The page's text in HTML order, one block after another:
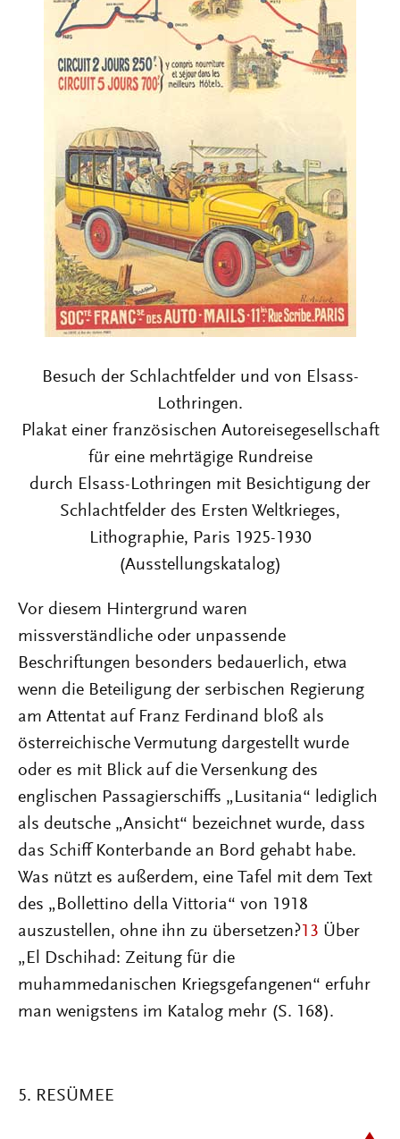
Besuch der Schlachtfelder und von Elsass-
Lothringen.
Plakat einer französischen Autoreisegesellschaft
für eine mehrtägige Rundreise
durch Elsass-Lothringen mit Besichtigung der
Schlachtfelder des Ersten Weltkrieges,
Lithographie, Paris 1925-1930
(Ausstellungskatalog)
Vor diesem Hintergrund waren
missverständliche oder unpassende
Beschriftungen besonders bedauerlich, etwa
wenn die Beteiligung der serbischen Regierung
am Attentat auf Franz Ferdinand bloß als
österreichische Vermutung dargestellt wurde
oder es mit Blick auf die Versenkung des
englischen Passagierschiffs „Lusitania“ lediglich
als deutsche „Ansicht“ bezeichnet wurde, dass
das Schiff Konterbande an Bord gehabt habe.
Was nützt es außerdem, eine Tafel mit dem Text
des „Bollettino della Vittoria“ von 1918
auszustellen, ohne ihn zu übersetzen? 13 Über
„El Dschihad: Zeitung für die
muhammedanischen Kriegsgefangenen“ erfuhr
man wenigstens im Katalog mehr (S. 168).
5. RESÜMEE